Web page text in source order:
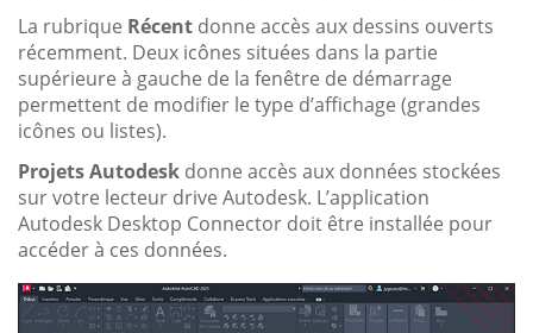
La rubrique Récent donne accès aux dessins ouverts
récemment. Deux icônes situées dans la partie
supérieure à gauche de la fenêtre de démarrage
permettent de modifier le type d’affichage (grandes
icônes ou listes).
Projets Autodesk donne accès aux données stockées
sur votre lecteur drive Autodesk. L’application
Autodesk Desktop Connector doit être installée pour
accéder à ces données.